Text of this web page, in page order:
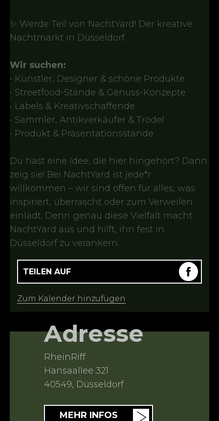
✨ Werde Teil von NachtYard! Der kreative
Nachtmarkt in Düsseldorf.
Wir suchen:
• Künstler, Designer & schöne Produkte
• Streetfood-Stände & Genuss-Konzepte
• Labels & Kreativschaffende
• Sammler, Antikverkäufer & Trödel
• Produkt & Präsentationsstände
Du hast eine Idee, die hier hingehört? Dann
zeig sie! Bei NachtYard ist jede*r
willkommen – wir sind offen für alles, was
inspiriert, überrascht oder zum Verweilen
einlädt. Denn genau diese Vielfalt macht
NachtYard aus und hilft, ihn fest in
Düsseldorf zu verankern.
TEILEN AUF
Zum Kalender hinzufügen
Adresse
RheinRiff
Hansaallee 321
40549, Düsseldorf
MEHR INFOS